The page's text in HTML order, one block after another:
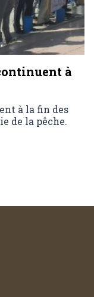
à
à la fin des
de la pêche.